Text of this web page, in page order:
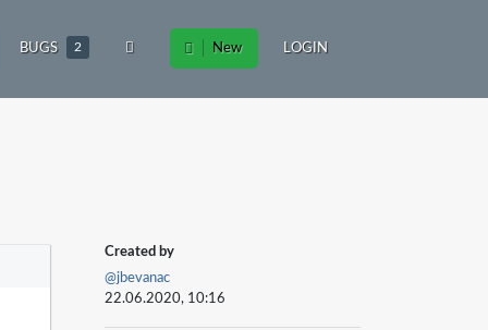
BUGS 2 New LOGIN
Created by
@jbevanac
22.06.2020, 10:16